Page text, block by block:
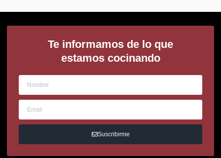
Te informamos de lo que
estamos cocinando
Suscribirme